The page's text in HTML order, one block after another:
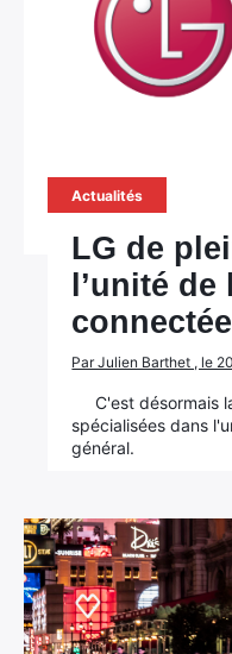
Actualités
LG de
l’unité
connectée
Par Julien Barthet , le
C'est désormais
spécialisées dans
général.